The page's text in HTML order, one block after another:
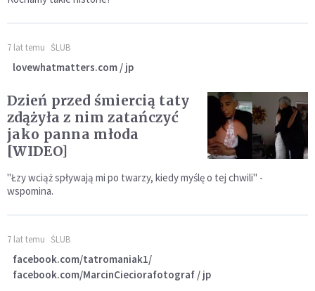
7 lat temu ŚLUB
lovewhatmatters.com / jp
Dzień przed śmiercią taty
zdążyła z nim zatańczyć
jako panna młoda
[WIDEO]
"Łzy wciąż spływają mi po twarzy, kiedy myślę o tej chwili" -
wspomina.
7 lat temu ŚLUB
facebook.com/tatromaniak1/
facebook.com/MarcinCieciorafotograf / jp